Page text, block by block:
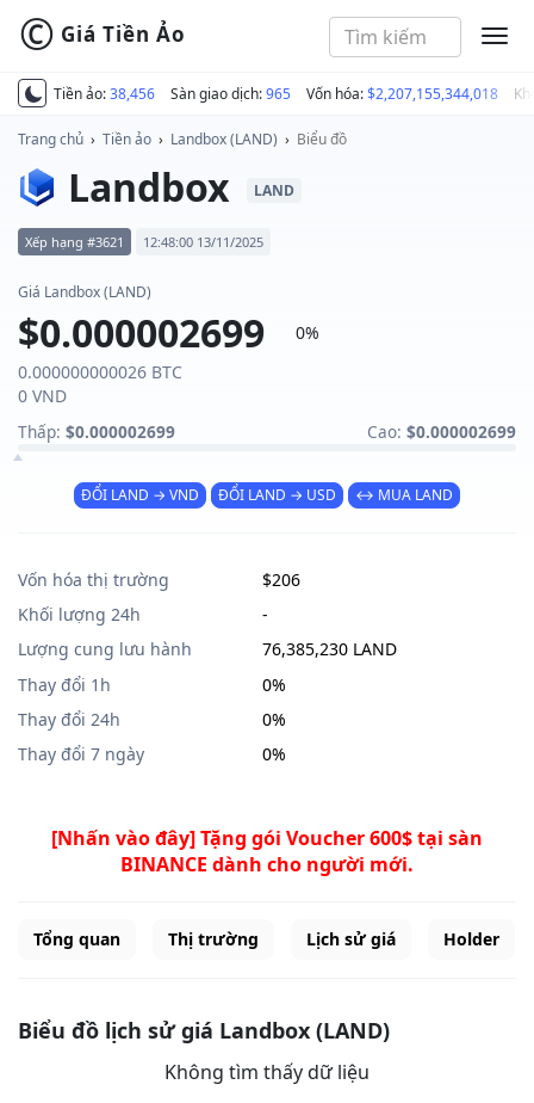
Tiền ảo:38,456 Sàn giao dịch:965 Vốn hóa:$2,207,155,344,018
© Giá Tiền Ảo
Trang chủ › Tiền ảo › Landbox (LAND) › Biểu đồ
Landbox LAND
Xếp hạng #3621 12:48:00 13/11/2025
Giá Landbox (LAND)
$0.000002699
0%
0.000000000026 BTC
0 VND
Thấp: $0.000002699 Cao: $0.000002699
ĐỔI LAND → VND ĐỔI LAND → USD ↔ MUA LAND
Vốn hóa thị trường
$206
Khối lượng 24h
-
Lượng cung lưu hành
76,385,230 LAND
Thay đổi 1h
0%
Thay đổi 24h
0%
Thay đổi 7 ngày
0%
[Nhấn vào đây] Tặng gói Voucher 600$ tại sàn
BINANCE dành cho người mới.
Tổng quan Thị trường Lịch sử giá Holder
Biểu đồ lịch sử giá Landbox (LAND)
Không tìm thấy dữ liệu